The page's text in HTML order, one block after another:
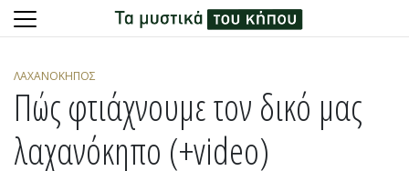
content
ΛΑΧΑΝΌΚΗΠΟΣ
Πώς φτιάχνουμε τον δικό μας
λαχανόκηπο (+video)